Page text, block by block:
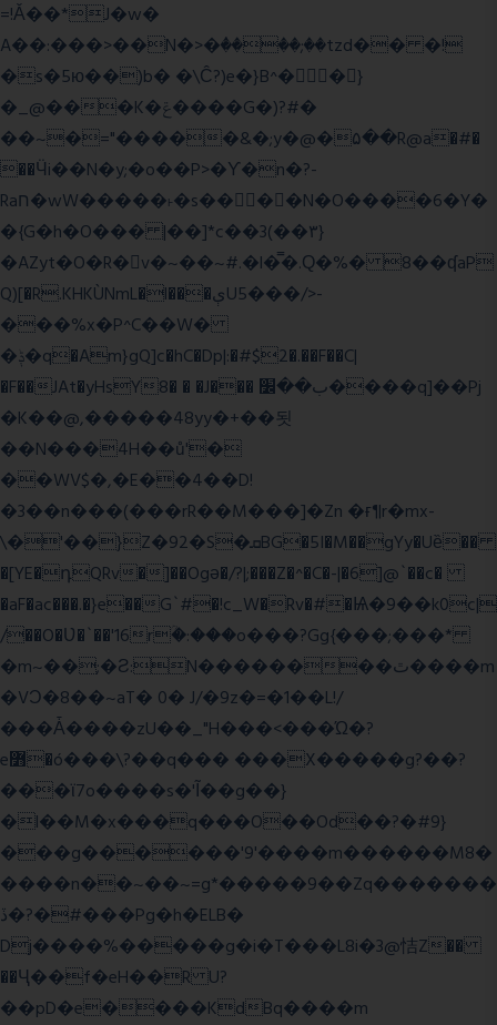
=!Ǎ��*J�w�
A��:���>��N�>�ٝ����;��tzd�� �!
�s�5ю��)b� �\Ĉ?)e�}B^��}
�_@���K�ݝ����G�)?#�
��~�="�����&�;y�@�۵��R@a�#�
��Ӵi��N�y;�o��P>�ϒ�n�?­
Raח�wW�����˫�s����N�O����6�Y�
�{G�h�O��� |��]*c��3(��٣}
�AZyt�O�R�v�~��~#.�l�̿�.Ԛ�%� 8��ʠaP
Q)[�R.KHKÙNmL�l���ېU5���/>-
���%x�P^C��W�
�ݙ�q�Am}gQ]c�hC�Dp|:�#$2�.��F��C|
�F��JAt�yHsY8� � �J��� ب��׼����q]��Pj
�K��@,�����48yy�+��됫
��N���4H��ů'�
��WV$�,�E��4��D!
�3��n���(���rR��M���]�Zn �ғ¶r�mx-
\�'��}Z�92�S�ܩBG�5I�M��gYy�Uȅ��
�[YE�դQRv�]��Ogə�/?|;���Z�^�C�-|�6]@`��c�
�aF�ac���.�}e��G`#�!c_W�Rv�#�Ѩ�9��k0c|
/��O�Ʋ�`��'16rؒ�:���o���?Gg{���;���*
�m~��;�Ƨ:N��������ٿ����m
�VϽ�8��~aT� 0� J/�9z�=�1��L!/
���Ǡ����zU��_"H���<���Ώ�?
e߻�ó���\?��q��� ���X�����g?��?
���ϊ7o����s�'Ĩ��g��}
�l��M�x���q���O��Od��?�#9}
���g������'9'����m������M8�
����n��~��~=g*�����9��Zq�������
ڏ�?�#���Pg�h�ELB�
Dj����%�����g�i�T���L8i�3@恄Z��
��Ҷ��f�eH��R U?
��pD�e����KdBq����m